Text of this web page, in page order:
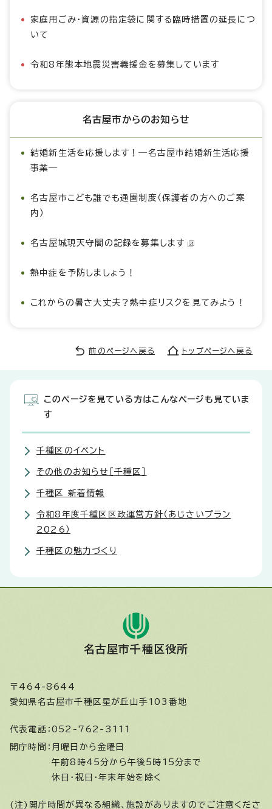
家庭用ごみ・資源の指定袋に関する臨時措置の延長につ
いて
令和8年熊本地震災害義援金を募集しています
名古屋市からのお知らせ
結婚新生活を応援します！―名古屋市結婚新生活応援
事業―
名古屋市こども誰でも通園制度（保護者の方へのご案
内）
名古屋城現天守閣の記録を募集します
熱中症を予防しましょう！
これからの暑さ大丈夫？熱中症リスクを見てみよう！
前のページへ戻る トップページへ戻る
このページを見ている方はこんなページも見ていま
す
千種区のイベント
その他のお知らせ［千種区］
千種区 新着情報
令和8年度千種区区政運営方針（あじさいプラン
2026）
千種区の魅力づくり
名古屋市千種区役所
〒464-8644
愛知県名古屋市千種区星が丘山手103番地
代表電話： 052-762-3111
開庁時間： 月曜日から金曜日
午前8時45分から午後5時15分まで
休日・祝日・年末年始を除く
(注)開庁時間が異なる組織、施設がありますのでご注意くださ